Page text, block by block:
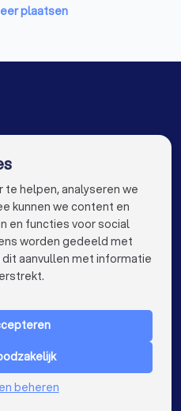
Bemiddelaars in Putte
Bemiddelaars in Mechelen
Sint-Niklaas
Roeselare
in Beveren
in Beringen
Bemiddelaars in Dilbeek
op-den-Berg
plaatsen
keyboard_arrow_down
helpen, analyseren we
kunnen we content en
en functies voor social
worden gedeeld met
aanvullen met informatie
beheren